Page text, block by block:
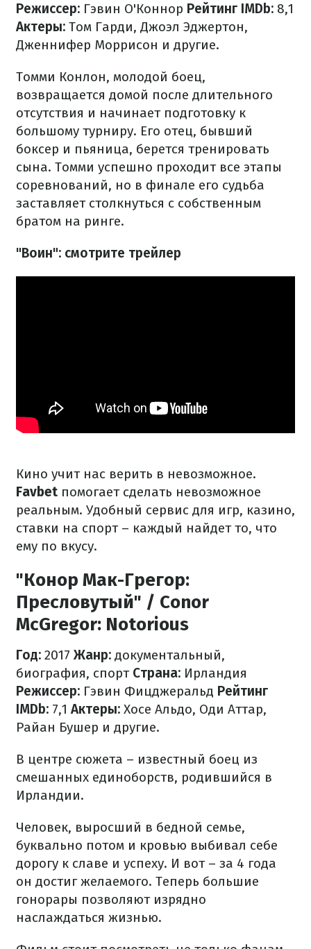
Режиссер: Гэвин О'Коннор Рейтинг IMDb: 8,1
Актеры: Том Гарди, Джоэл Эджертон,
Дженнифер Моррисон и другие.
Томми Конлон, молодой боец,
возвращается домой после длительного
отсутствия и начинает подготовку к
большому турниру. Его отец, бывший
боксер и пьяница, берется тренировать
сына. Томми успешно проходит все этапы
соревнований, но в финале его судьба
заставляет столкнуться с собственным
братом на ринге.
"Воин": смотрите трейлер
Кино учит нас верить в невозможное.
Favbet помогает сделать невозможное
реальным. Удобный сервис для игр, казино,
ставки на спорт – каждый найдет то, что
ему по вкусу.
"Конор Мак-Грегор:
Пресловутый" / Conor
McGregor: Notorious
Год: 2017 Жанр: документальный,
биография, спорт Страна: Ирландия
Режиссер: Гэвин Фицджеральд Рейтинг
IMDb: 7,1 Актеры: Хосе Альдо, Оди Аттар,
Райан Бушер и другие.
В центре сюжета – известный боец из
смешанных единоборств, родившийся в
Ирландии.
Человек, выросший в бедной семье,
буквально потом и кровью выбивал себе
дорогу к славе и успеху. И вот – за 4 года
он достиг желаемого. Теперь большие
гонорары позволяют изрядно
наслаждаться жизнью.